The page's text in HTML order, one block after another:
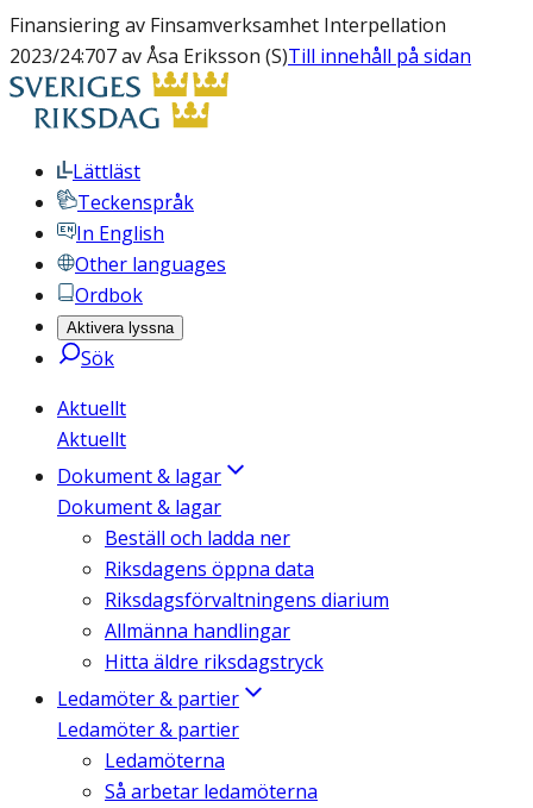
Finansiering av Finsamverksamhet Interpellation
2023/24:707 av Åsa Eriksson (S)Till innehåll på sidan
Lättläst
Teckenspråk
In English
Other languages
Ordbok
Aktivera lyssna
Sök
Aktuellt
Aktuellt
Dokument & lagar
Dokument & lagar
Beställ och ladda ner
Riksdagens öppna data
Riksdagsförvaltningens diarium
Allmänna handlingar
Hitta äldre riksdagstryck
Ledamöter & partier
Ledamöter & partier
Ledamöterna
Så arbetar ledamöterna